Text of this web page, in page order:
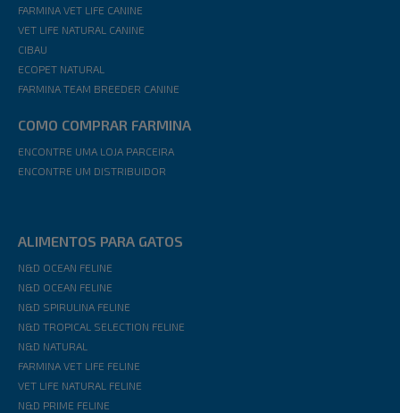
FARMINA VET LIFE CANINE
VET LIFE NATURAL CANINE
CIBAU
ECOPET NATURAL
FARMINA TEAM BREEDER CANINE
COMO COMPRAR FARMINA
ENCONTRE UMA LOJA PARCEIRA
ENCONTRE UM DISTRIBUIDOR
ALIMENTOS PARA GATOS
N&D OCEAN FELINE
N&D OCEAN FELINE
N&D SPIRULINA FELINE
N&D TROPICAL SELECTION FELINE
N&D NATURAL
FARMINA VET LIFE FELINE
VET LIFE NATURAL FELINE
N&D PRIME FELINE